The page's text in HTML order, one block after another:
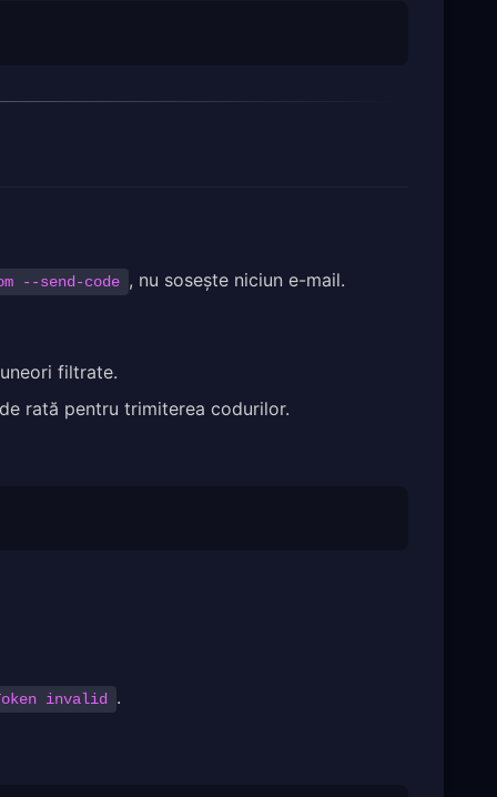
--send-code , nu sosește niciun e-mail.
filtrate.
rată pentru trimiterea codurilor.
invalid .